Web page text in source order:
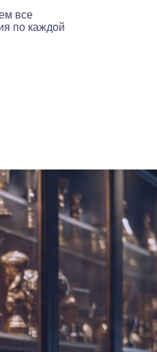
все
по каждой